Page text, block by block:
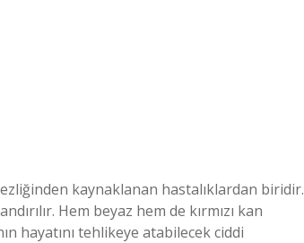
kaynaklanan hastalıklardan biridir.
Hem beyaz hem de kırmızı kan
hayatını tehlikeye atabilecek ciddi